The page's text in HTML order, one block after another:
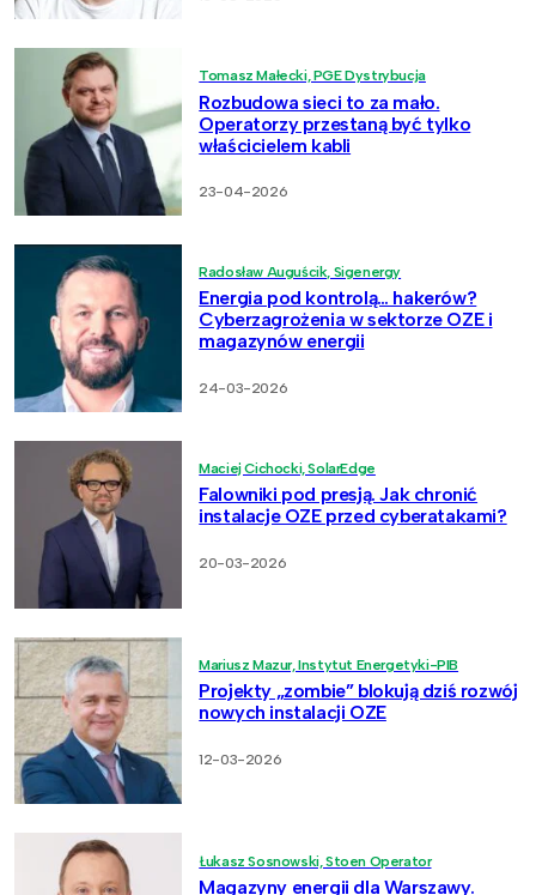
Tomasz Małecki, PGE Dystrybucja
Rozbudowa sieci to za mało.
Operatorzy przestaną być tylko
właścicielem kabli
23-04-2026
Radosław Auguścik, Sigenergy
Energia pod kontrolą… hakerów?
Cyberzagrożenia w sektorze OZE i
magazynów energii
24-03-2026
Maciej Cichocki, SolarEdge
Falowniki pod presją. Jak chronić
instalacje OZE przed cyberatakami?
20-03-2026
Mariusz Mazur, Instytut Energetyki-PIB
Projekty „zombie” blokują dziś rozwój
nowych instalacji OZE
12-03-2026
Łukasz Sosnowski, Stoen Operator
Magazyny energii dla Warszawy.